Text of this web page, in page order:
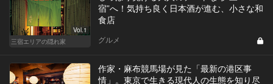
Vol.1
三宿エリアの隠れ家
宿”へ！気持ち良く日本酒が進む、小さな和
食店
グルメ
作家・麻布競馬場が見た「最新の港区事
情」。東京で生きる現代人の生態を知り尽